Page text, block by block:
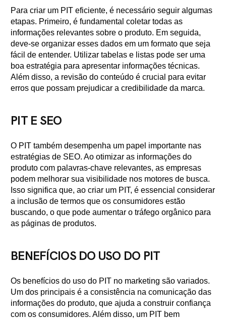
Para criar um PIT eficiente, é necessário seguir algumas
etapas. Primeiro, é fundamental coletar todas as
informações relevantes sobre o produto. Em seguida,
deve-se organizar esses dados em um formato que seja
fácil de entender. Utilizar tabelas e listas pode ser uma
boa estratégia para apresentar informações técnicas.
Além disso, a revisão do conteúdo é crucial para evitar
erros que possam prejudicar a credibilidade da marca.
PIT E SEO
O PIT também desempenha um papel importante nas
estratégias de SEO. Ao otimizar as informações do
produto com palavras-chave relevantes, as empresas
podem melhorar sua visibilidade nos motores de busca.
Isso significa que, ao criar um PIT, é essencial considerar
a inclusão de termos que os consumidores estão
buscando, o que pode aumentar o tráfego orgânico para
as páginas de produtos.
BENEFÍCIOS DO USO DO PIT
Os benefícios do uso do PIT no marketing são variados.
Um dos principais é a consistência na comunicação das
informações do produto, que ajuda a construir confiança
com os consumidores. Além disso, um PIT bem